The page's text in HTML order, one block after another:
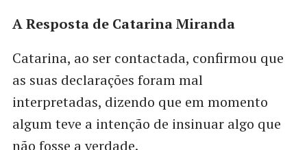
A Resposta de Catarina Miranda
Catarina, ao ser contactada, confirmou que
as suas declarações foram mal
interpretadas, dizendo que em momento
algum teve a intenção de insinuar algo que
não fosse a verdade.